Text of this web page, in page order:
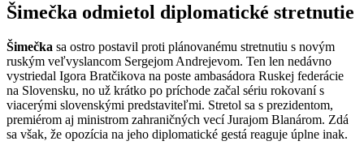
Šimečka odmietol diplomatické stretnutie
Šimečka sa ostro postavil proti plánovanému stretnutiu s novým
ruským veľvyslancom Sergejom Andrejevom. Ten len nedávno
vystriedal Igora Bratčikova na poste ambasádora Ruskej federácie
na Slovensku, no už krátko po príchode začal sériu rokovaní s
viacerými slovenskými predstaviteľmi. Stretol sa s prezidentom,
premiérom aj ministrom zahraničných vecí Jurajom Blanárom. Zdá
sa však, že opozícia na jeho diplomatické gestá reaguje úplne inak.